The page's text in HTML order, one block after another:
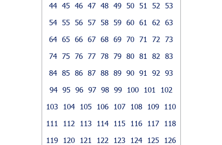
44 45 46 47 48 49 50 51 52
53
54
55 56 57 58 59 60 61 62
63
64 65 66 67 68 69 70 71 72
73
74 75 76 77 78 79 80 81 82
83
84 85 86 87 88 89 90 91 92
93
94 95 96 97 98 99 100 101
102
103
104 105 106 107 108 109
110
111
112 113 114 115 116 117
118
119
120 121 122 123 124 125
126